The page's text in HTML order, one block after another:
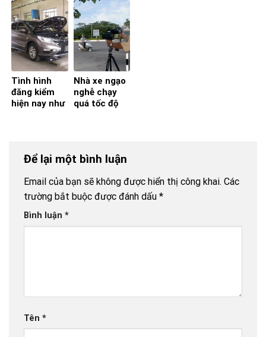
Doanh
nghiệp, hiệp
hội nói gì?
gỡ cho
doanh
nghiệp
Tình hình
đăng kiểm
hiện nay như
Nhà xe ngạo
nghễ chạy
quá tốc độ
Để lại một bình luận
Email của bạn sẽ không được hiển thị công khai. Các
trường bắt buộc được đánh dấu *
Bình luận *
Tên *